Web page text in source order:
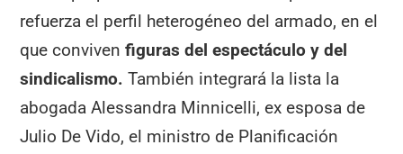
refuerza el perfil heterogéneo del armado, en el
que conviven figuras del espectáculo y del
sindicalismo. También integrará la lista la
abogada Alessandra Minnicelli, ex esposa de
Julio De Vido, el ministro de Planificación